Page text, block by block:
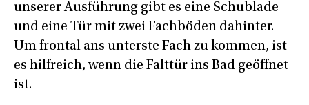
unserer Ausführung gibt es eine Schublade
und eine Tür mit zwei Fachböden dahinter.
Um frontal ans unterste Fach zu kommen, ist
es hilfreich, wenn die Falttür ins Bad geöffnet
ist.